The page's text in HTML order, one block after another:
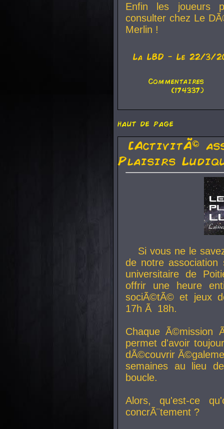
Enfin les joueurs
consulter chez Le
Merlin !
La LBD - Le 22/3/
Commentaires
(174337)
haut de page
[ActivitÃ©
Plaisirs
Si vous ne le
de notre
universitaire de
offrir une heure
sociÃ©tÃ© et jeux
17h Ã 18h.
Chaque Ã©mission
permet d'avoir
dÃ©couvrir
semaines au lieu
boucle.
Alors, qu'est-ce
concrÃ¨tement ?